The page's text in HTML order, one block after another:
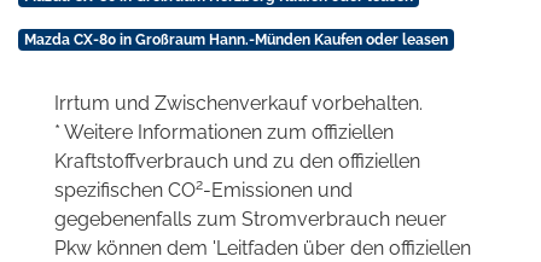
Mazda CX-80 in Großraum Hann.-Münden Kaufen oder leasen
Irrtum und Zwischenverkauf vorbehalten.
* Weitere Informationen zum offiziellen
Kraftstoffverbrauch und zu den offiziellen
spezifischen CO2-Emissionen und
gegebenenfalls zum Stromverbrauch neuer
Pkw können dem 'Leitfaden über den offiziellen